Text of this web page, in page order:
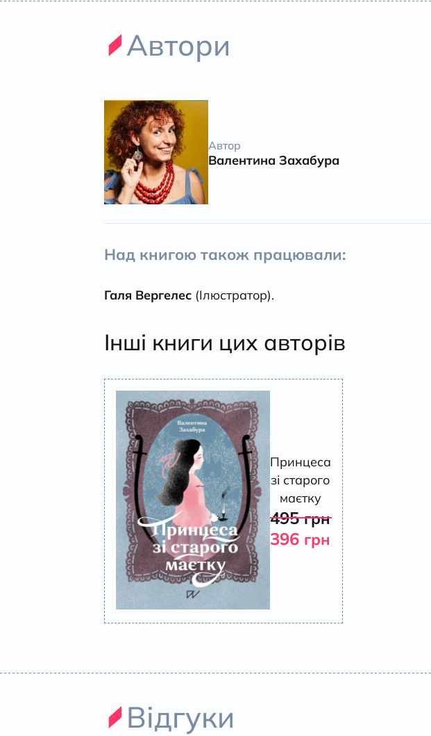
Автори
Автор
Валентина Захабура
Над книгою також працювали:
Галя Вергелес (Ілюстратор).
Інші книги цих авторів
Принцеса
зі старого
маєтку
495грн
396 грн
Відгуки